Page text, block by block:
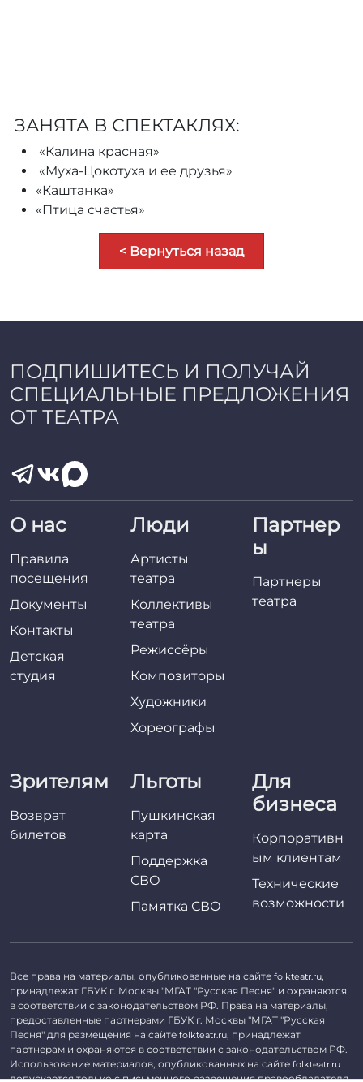
ЗАНЯТА В СПЕКТАКЛЯХ:
«Калина красная»
«Муха-Цокотуха и ее друзья»
«Каштанка»
«Птица счастья»
< Вернуться назад
ПОДПИШИТЕСЬ И ПОЛУЧАЙ
СПЕЦИАЛЬНЫЕ ПРЕДЛОЖЕНИЯ
ОТ ТЕАТРА
О нас
Правила
посещения
Документы
Контакты
Детская
студия
Люди
Артисты
театра
Коллективы
театра
Режиссёры
Композиторы
Художники
Хореографы
Партнер
ы
Партнеры
театра
Зрителям
Возврат
билетов
Льготы
Пушкинская
карта
Поддержка
СВО
Памятка СВО
Для
бизнеса
Корпоративн
ым клиентам
Технические
возможности
Все права на материалы, опубликованные на сайте folkteatr.ru,
принадлежат ГБУК г. Москвы "МГАТ "Русская Песня" и охраняются
в соответствии с законодательством РФ. Права на материалы,
предоставленные партнерами ГБУК г. Москвы "МГАТ "Русская
Песня" для размещения на сайте folkteatr.ru, принадлежат
партнерам и охраняются в соответствии с законодательством РФ.
Использование материалов, опубликованных на сайте folkteatr.ru
допускается только с письменного разрешения правообладателя.